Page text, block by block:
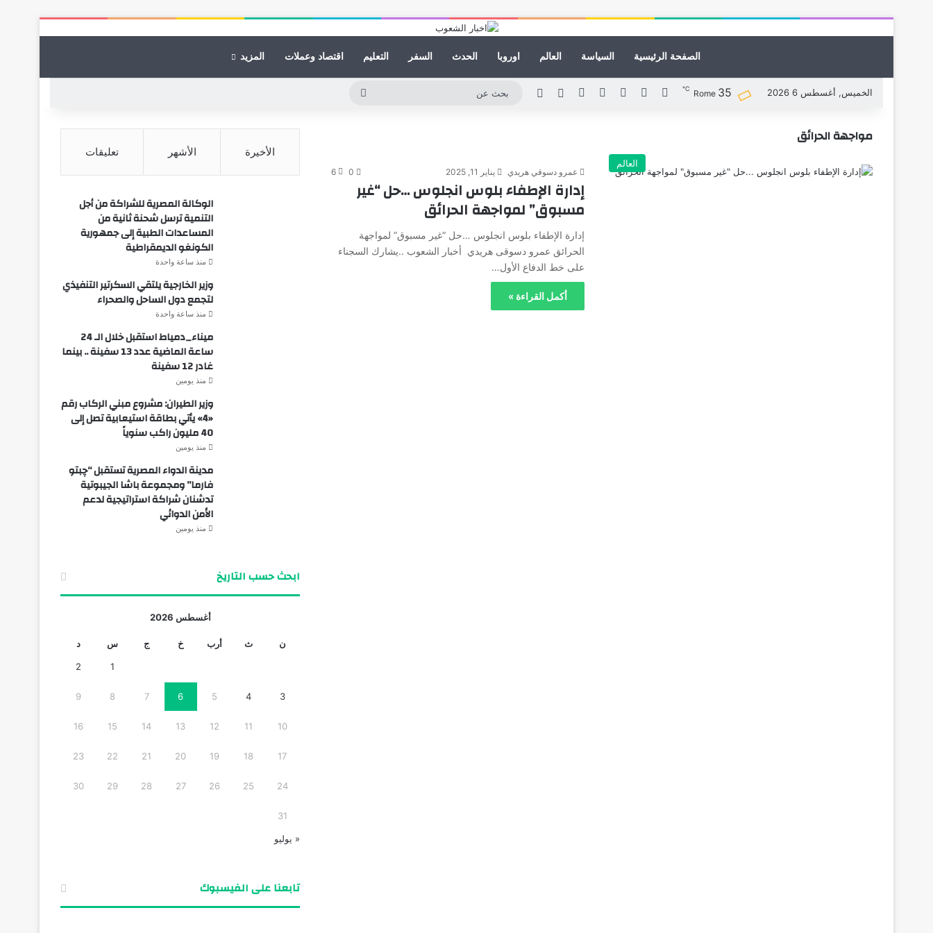
الصفحة الرئيسية السياسة العالم اوروبا الحدث السفر التعليم اقتصاد وعملات المزيد
الخميس, أغسطس 6 2026 Rome 35
℃ فيسبوك لينكدإنيوتيوب انستقراممقال عشوائي
الوضع المظلم
مواجهة الحرائق
العالم
عمرو دسوقي هريدي يناير 11, 2025 0
6
إدارة الإطفاء بلوس انجلوس …حل “غير
مسبوق” لمواجهة الحرائق
إدارة الإطفاء بلوس انجلوس …حل “غير مسبوق” لمواجهة
الحرائق عمرو دسوقى هريدي أخبار الشعوب ..يشارك السجناء
على خط الدفاع الأول…
أكمل القراءة »
الأخيرة الأشهر تعليقات
الوكالة المصرية للشراكة من أجل
التنمية ترسل شحنة ثانية من
المساعدات الطبية إلى جمهورية
الكونغو الديمقراطية
منذ ساعة واحدة
وزير الخارجية يلتقي السكرتير التنفيذي
لتجمع دول الساحل والصحراء
منذ ساعة واحدة
ميناء_دمياط استقبل خلال الـ 24
ساعة الماضية عدد 13 سفينة .. بينما
غادر 12 سفينة
منذ يومين
وزير الطيران: مشروع مبني الركاب رقم
«4» يأتي بطاقة استيعابية تصل إلى
40 مليون راكب سنوياً
منذ يومين
مدينة الدواء المصرية تستقبل “چبتو
فارما” ومجموعة باشا الجيبوتية
تدشنان شراكة استراتيجية لدعم
الأمن الدوائي
منذ يومين
ابحث حسب التاريخ
أغسطس 2026
ن ث أرب خ ج س د
1
2
3
4
5
6
7
8
9
10
11
12
13
14
15
16
17
18
19
20
21
22
23
24
25
26
27
28
29
30
31
« يوليو
تابعنا على الفيسبوك